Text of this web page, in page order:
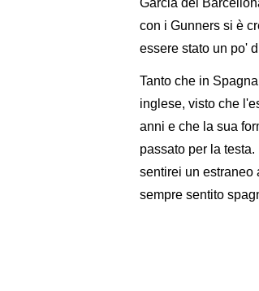
con i Gunners si è
essere stato un po'
Tanto che in
inglese, visto che
anni e che la sua
passato per la
sentirei un estraneo
sempre sentito